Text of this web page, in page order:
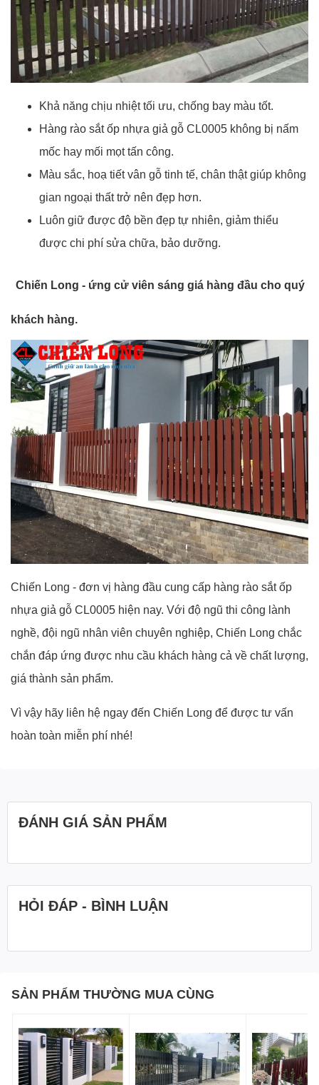
Khả năng chịu nhiệt tối ưu, chống bay màu tốt.
Hàng rào sắt ốp nhựa giả gỗ CL0005 không bị nấm
mốc hay mối mọt tấn công.
Màu sắc, hoạ tiết vân gỗ tinh tế, chân thật giúp không
gian ngoại thất trở nên đẹp hơn.
Luôn giữ được độ bền đẹp tự nhiên, giảm thiểu
được chi phí sửa chữa, bảo dưỡng.
Chiến Long - ứng cử viên sáng giá hàng đầu cho quý
khách hàng.
Chiến Long - đơn vị hàng đầu cung cấp hàng rào sắt ốp
nhựa giả gỗ CL0005 hiện nay. Với độ ngũ thi công lành
nghề, đội ngũ nhân viên chuyên nghiệp, Chiến Long chắc
chắn đáp ứng được nhu cầu khách hàng cả về chất lượng,
giá thành sản phẩm.
Vì vậy hãy liên hệ ngay đến Chiến Long để được tư vấn
hoàn toàn miễn phí nhé!
ĐÁNH GIÁ SẢN PHẨM
HỎI ĐÁP - BÌNH LUẬN
SẢN PHẨM THƯỜNG MUA CÙNG